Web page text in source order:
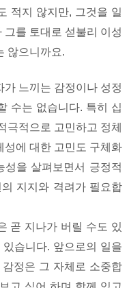
적지 않지만, 그것을 일
를 토대로 섣불리 이성
않으니까요.
느끼는 감정이나 성정
수는 없습니다. 특히 십
극적으로 고민하고 정체
성에 대한 고민도 구체화
을 살펴보면서 긍정적
지지와 격려가 필요합
곧 지나가 버릴 수도 있
습니다. 앞으로의 일을
정은 그 자체로 소중합